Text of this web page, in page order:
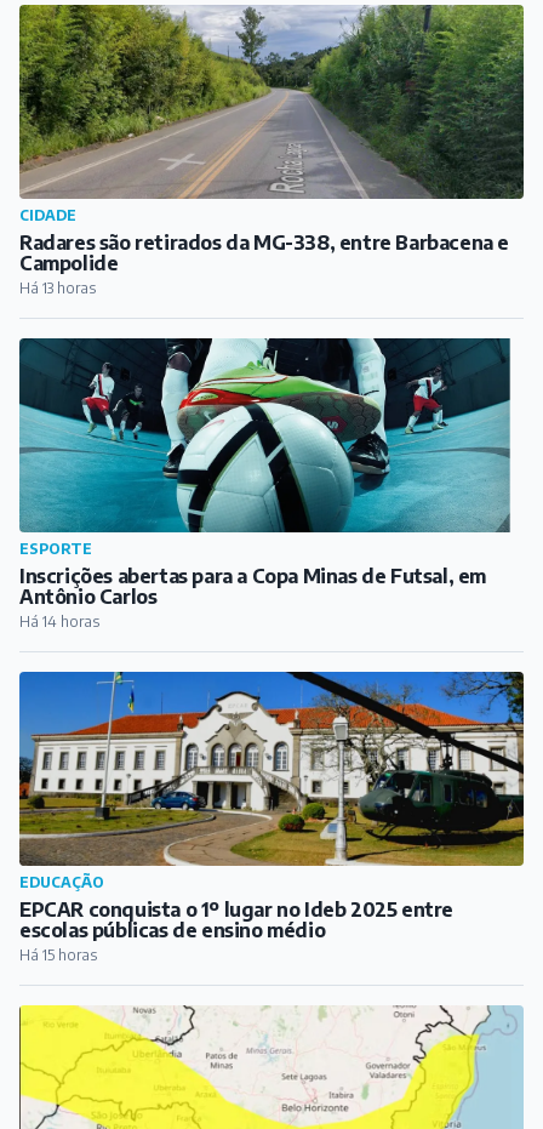
CIDADE
Radares são retirados da MG-338, entre Barbacena e
Campolide
Há 13 horas
ESPORTE
Inscrições abertas para a Copa Minas de Futsal, em
Antônio Carlos
Há 14 horas
EDUCAÇÃO
EPCAR conquista o 1º lugar no Ideb 2025 entre
escolas públicas de ensino médio
Há 15 horas